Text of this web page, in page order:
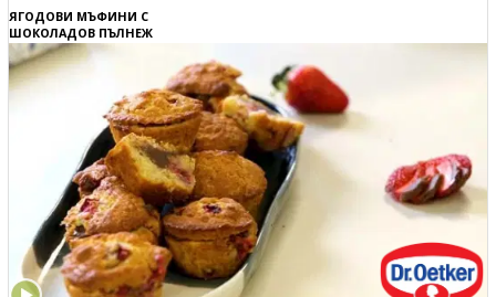
ЯГОДОВИ МЪФИНИ С
ШОКОЛАДОВ ПЪЛНЕЖ